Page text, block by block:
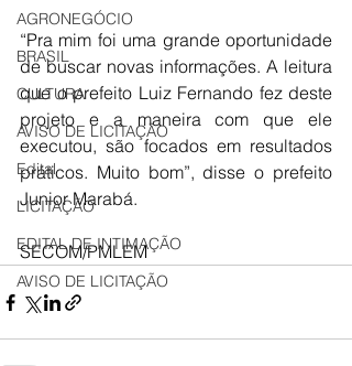
AGRONEGÓCIO
BRASIL
CULTURA
AVISO DE LICITAÇÃO
Edital
LICITAÇÃO
EDITAL DE INTIMAÇÃO
AVISO DE LICITAÇÃO
“Pra mim foi uma grande oportunidade
de buscar novas informações. A leitura
que o prefeito Luiz Fernando fez deste
projeto e a maneira com que ele
executou, são focados em resultados
práticos. Muito bom”, disse o prefeito
Junior Marabá.
SECOM/PMLEM